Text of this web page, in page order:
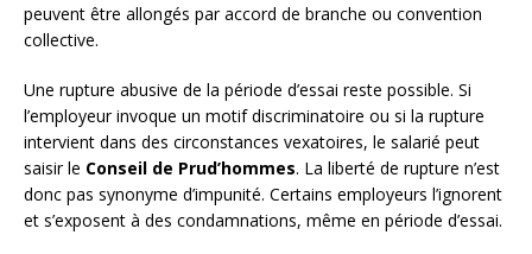
peuvent être allongés par accord de branche ou convention
collective.
Une rupture abusive de la période d’essai reste possible. Si
l’employeur invoque un motif discriminatoire ou si la rupture
intervient dans des circonstances vexatoires, le salarié peut
saisir le Conseil de Prud’hommes. La liberté de rupture n’est
donc pas synonyme d’impunité. Certains employeurs l’ignorent
et s’exposent à des condamnations, même en période d’essai.